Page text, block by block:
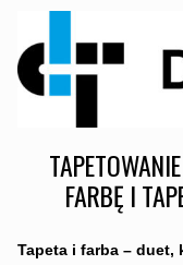
Skip
FARBĘ I
Tapeta i farba – duet,